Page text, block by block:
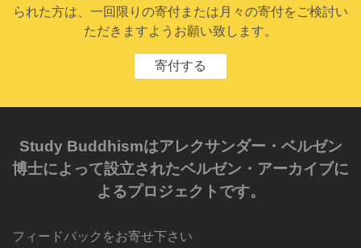
られた方は、一回限りの寄付または月々の寄付をご検討い
ただきますようお願い致します。
寄付する
Study Buddhismはアレクサンダー・ベルゼン
博士によって設立されたベルゼン・アーカイブに
よるプロジェクトです。
フィードバックをお寄せ下さい